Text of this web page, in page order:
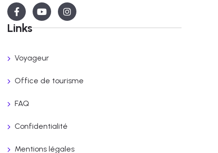
Links
Voyageur
Office de tourisme
FAQ
Confidentialité
Mentions légales